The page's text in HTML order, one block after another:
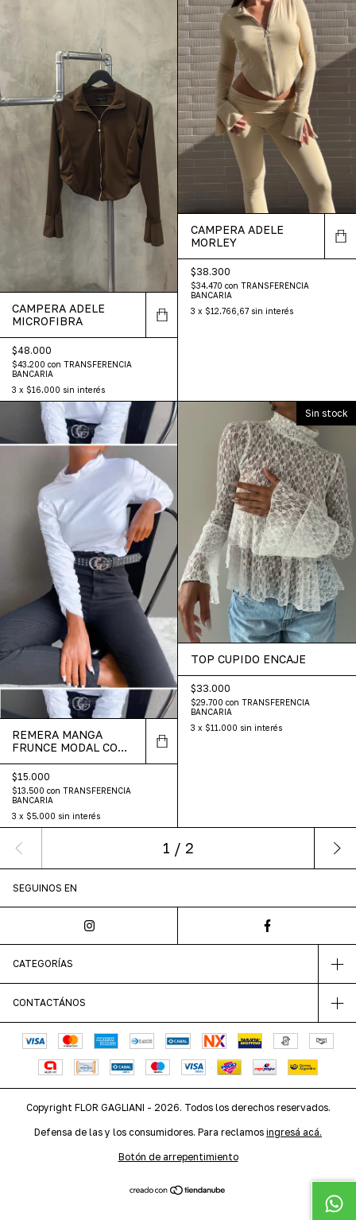
CAMPERA ADELE
MICROFIBRA
$48.000
$43.200 con TRANSFERENCIA
BANCARIA
3 x $16.000 sin interés
CAMPERA ADELE
MORLEY
$38.300
$34.470 con TRANSFERENCIA
BANCARIA
3 x $12.766,67 sin interés
REMERA MANGA
FRUNCE MODAL CON
$15.000
$13.500 con TRANSFERENCIA
BANCARIA
3 x $5.000 sin interés
Sin stock
TOP CUPIDO ENCAJE
$33.000
$29.700 con TRANSFERENCIA
BANCARIA
3 x $11.000 sin interés
1 / 2
SEGUINOS EN
CATEGORÍAS
CONTACTÁNOS
Copyright FLOR GAGLIANI - 2026. Todos los derechos reservados.
Defensa de las y los consumidores. Para reclamos ingresá acá.
Botón de arrepentimiento